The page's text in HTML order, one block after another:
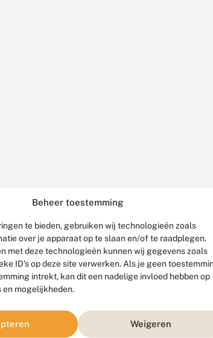
Beheer toestemming
te bieden, gebruiken wij technologieën zoals
over je apparaat op te slaan en/of te raadplegen.
met deze technologieën kunnen wij gegevens zoals
ID's op deze site verwerken. Als je geen
intrekt, kan dit een nadelige invloed hebben op
mogelijkheden.
Weigeren